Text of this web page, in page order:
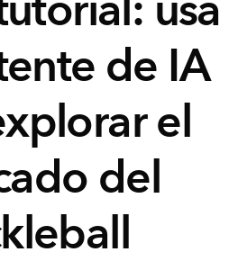
de IA
el
del